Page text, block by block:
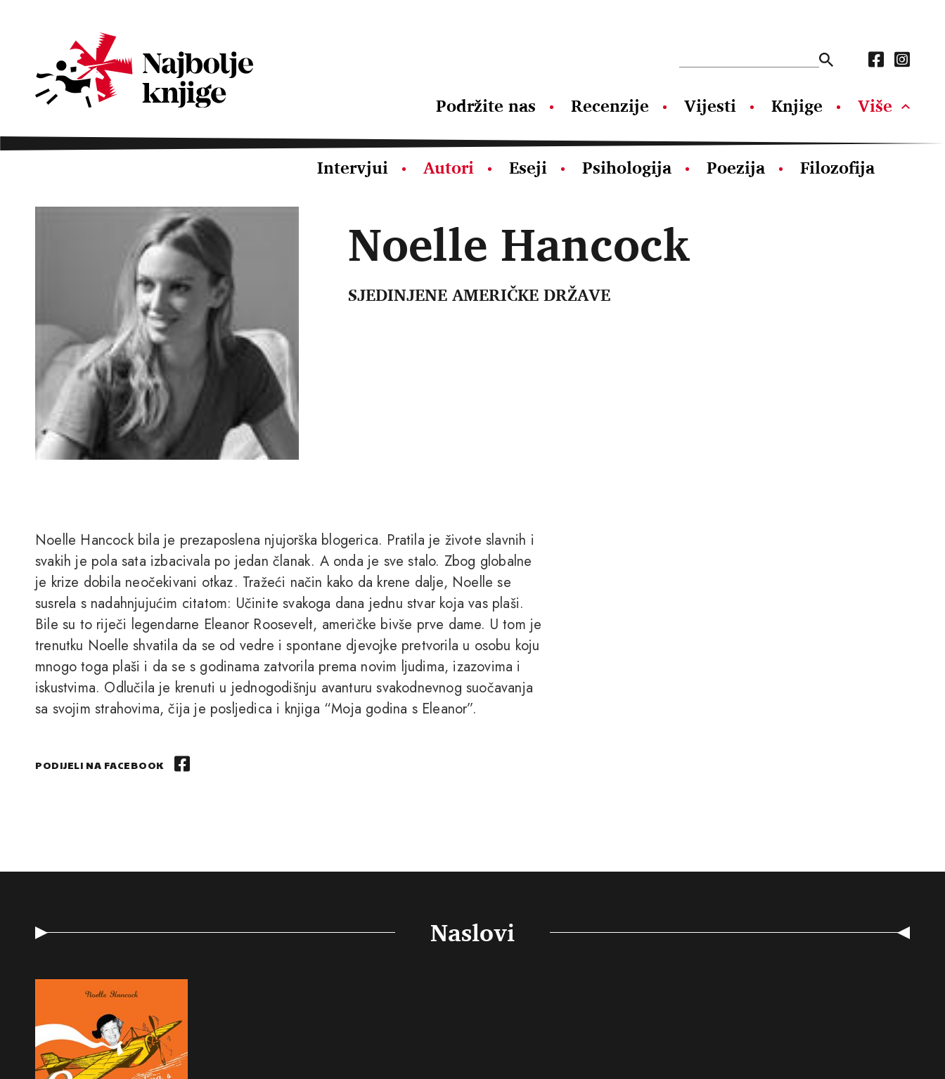
Podržite nas Recenzije Vijesti Knjige Više
Intervjui Autori Eseji Psihologija Poezija Filozofija
Noelle Hancock
SJEDINJENE AMERIČKE DRŽAVE
Noelle Hancock bila je prezaposlena njujorška blogerica. Pratila je živote slavnih i
svakih je pola sata izbacivala po jedan članak. A onda je sve stalo. Zbog globalne
je krize dobila neočekivani otkaz. Tražeći način kako da krene dalje, Noelle se
susrela s nadahnjujućim citatom: Učinite svakoga dana jednu stvar koja vas plaši.
Bile su to riječi legendarne Eleanor Roosevelt, američke bivše prve dame. U tom je
trenutku Noelle shvatila da se od vedre i spontane djevojke pretvorila u osobu koju
mnogo toga plaši i da se s godinama zatvorila prema novim ljudima, izazovima i
iskustvima. Odlučila je krenuti u jednogodišnju avanturu svakodnevnog suočavanja
sa svojim strahovima, čija je posljedica i knjiga “Moja godina s Eleanor”.
PODIJELI NA FACEBOOK
Naslovi